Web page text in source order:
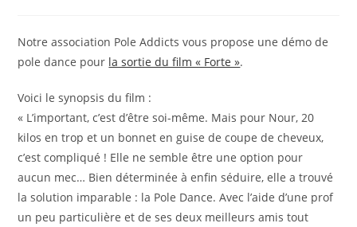
publication :
Notre association Pole Addicts vous propose une démo de
pole dance pour la sortie du film « Forte ».
Voici le synopsis du film :
« L’important, c’est d’être soi-même. Mais pour Nour, 20
kilos en trop et un bonnet en guise de coupe de cheveux,
c’est compliqué ! Elle ne semble être une option pour
aucun mec… Bien déterminée à enfin séduire, elle a trouvé
la solution imparable : la Pole Dance. Avec l’aide d’une prof
un peu particulière et de ses deux meilleurs amis tout